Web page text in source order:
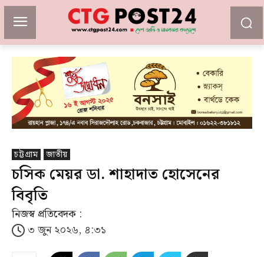
চট্টগ্রাম জাতীয়
চসিক মেয়র ডা. শাহাদাত হোসেনের
বিবৃতি
নিজস্ব প্রতিবেদক :
৩ জুন ২০২৬, ৪:৩১